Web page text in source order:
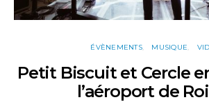
ÉVÈNEMENTS MUSIQUE
Petit Biscuit et Cercle
l’aéroport de